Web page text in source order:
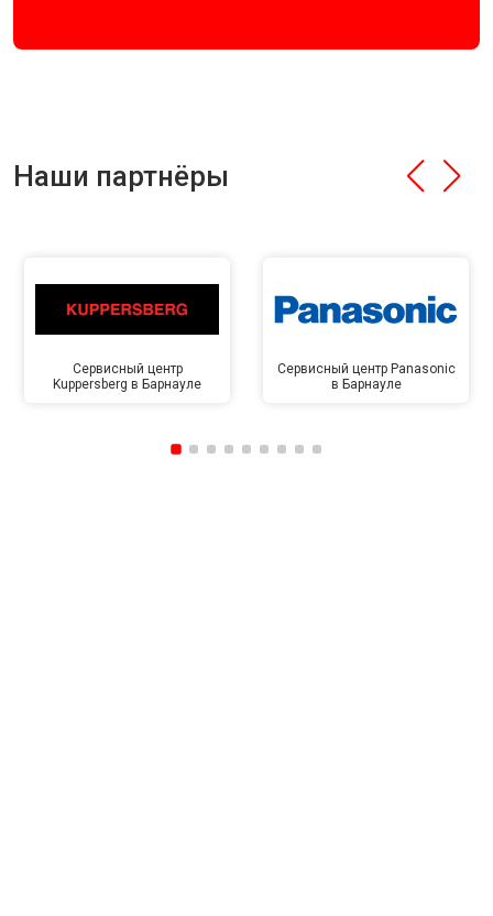
Наши партнёры
Сервисный центр
Kuppersberg в Барнауле
Сервисный центр Panasonic
в Барнауле